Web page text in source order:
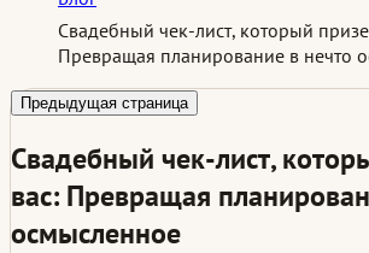
Свадебный чек-лист, который
Превращая планирование в нечто
Предыдущая страница
Свадебный чек-лист,
вас: Превращая
осмысленное